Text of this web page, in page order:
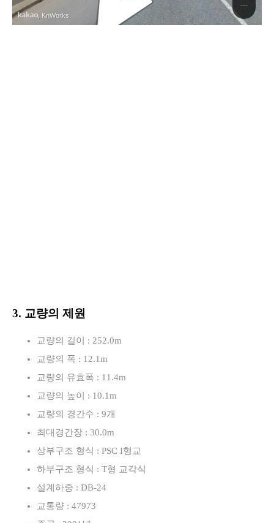
, KnWorks
3. 교량의 제원
교량의 길이 : 252.0m
교량의 폭 : 12.1m
교량의 유효폭 : 11.4m
교량의 높이 : 10.1m
교량의 경간수 : 9개
최대경간장 : 30.0m
상부구조 형식 : PSC I형교
하부구조 형식 : T형 교각식
설계하중 : DB-24
교통량 : 47973